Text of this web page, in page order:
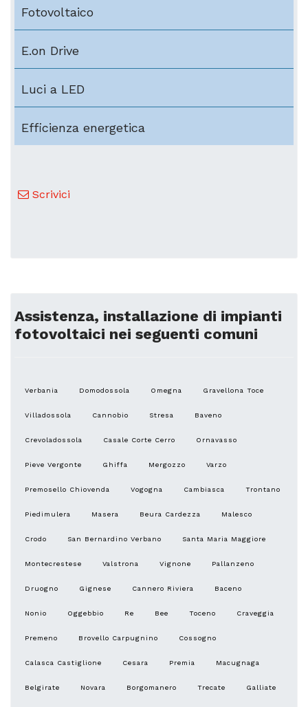
Fotovoltaico
E.on Drive
Luci a LED
Efficienza energetica
Scrivici
Assistenza, installazione di impianti
fotovoltaici nei seguenti comuni
Verbania Domodossola Omegna Gravellona Toce
Villadossola Cannobio Stresa Baveno
Crevoladossola Casale Corte Cerro Ornavasso
Pieve Vergonte Ghiffa Mergozzo Varzo
Premosello Chiovenda Vogogna Cambiasca Trontano
Piedimulera Masera Beura Cardezza Malesco
Crodo San Bernardino Verbano Santa Maria Maggiore
Montecrestese Valstrona Vignone Pallanzeno
Druogno Gignese Cannero Riviera Baceno
Nonio Oggebbio Re Bee Toceno Craveggia
Premeno Brovello Carpugnino Cossogno
Calasca Castiglione Cesara Premia Macugnaga
Belgirate Novara Borgomanero Trecate Galliate